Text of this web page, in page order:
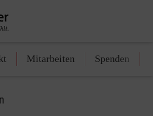
Mitarbeiten Spenden